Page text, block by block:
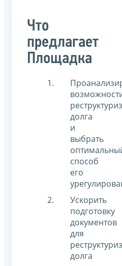
Что
предлагает
Площадка
долга
и
выбрать
способ
его
Ускорить
подготовку
документов
для
долга